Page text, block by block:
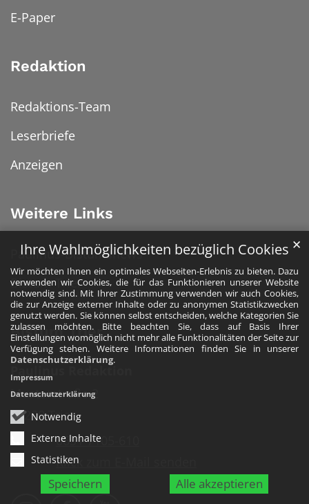
Ihre Wahlmöglichkeiten bezüglich Cookies
Wir möchten Ihnen ein optimales Webseiten-Erlebnis zu bieten. Dazu
verwenden wir Cookies, die für das Funktionieren unserer Website
notwendig sind. Mit Ihrer Zustimmung verwenden wir auch Cookies,
die zur Anzeige externer Inhalte oder zu anonymen Statistikzwecken
genutzt werden. Sie können selbst entscheiden, welche Kategorien Sie
zulassen möchten. Bitte beachten Sie, dass auf Basis Ihrer
Einstellungen womöglich nicht mehr alle Funktionalitäten der Seite zur
Verfügung stehen. Weitere Informationen finden Sie in unserer
Datenschutzerklärung.
Notwendig
Externe Inhalte
Statistiken
Speichern Alle akzeptieren
✕
Impressum
Datenschutzerklärung
E-Paper
Redaktion
Redaktions-Team
Leserbriefe
Anzeigen
Weitere Links
Paulinus-Bistumsnews
Bistum Trier
Bistum Trier
Paulinus Redaktion
Mustorstraße 2
54290 Trier
0651 7105-610
Klick zum E-Mail senden